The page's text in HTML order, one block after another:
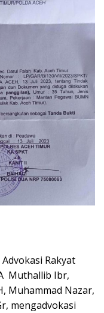
Rakyat
Muthallib Ibr,
Muhammad Nazar,
mengadvokasi